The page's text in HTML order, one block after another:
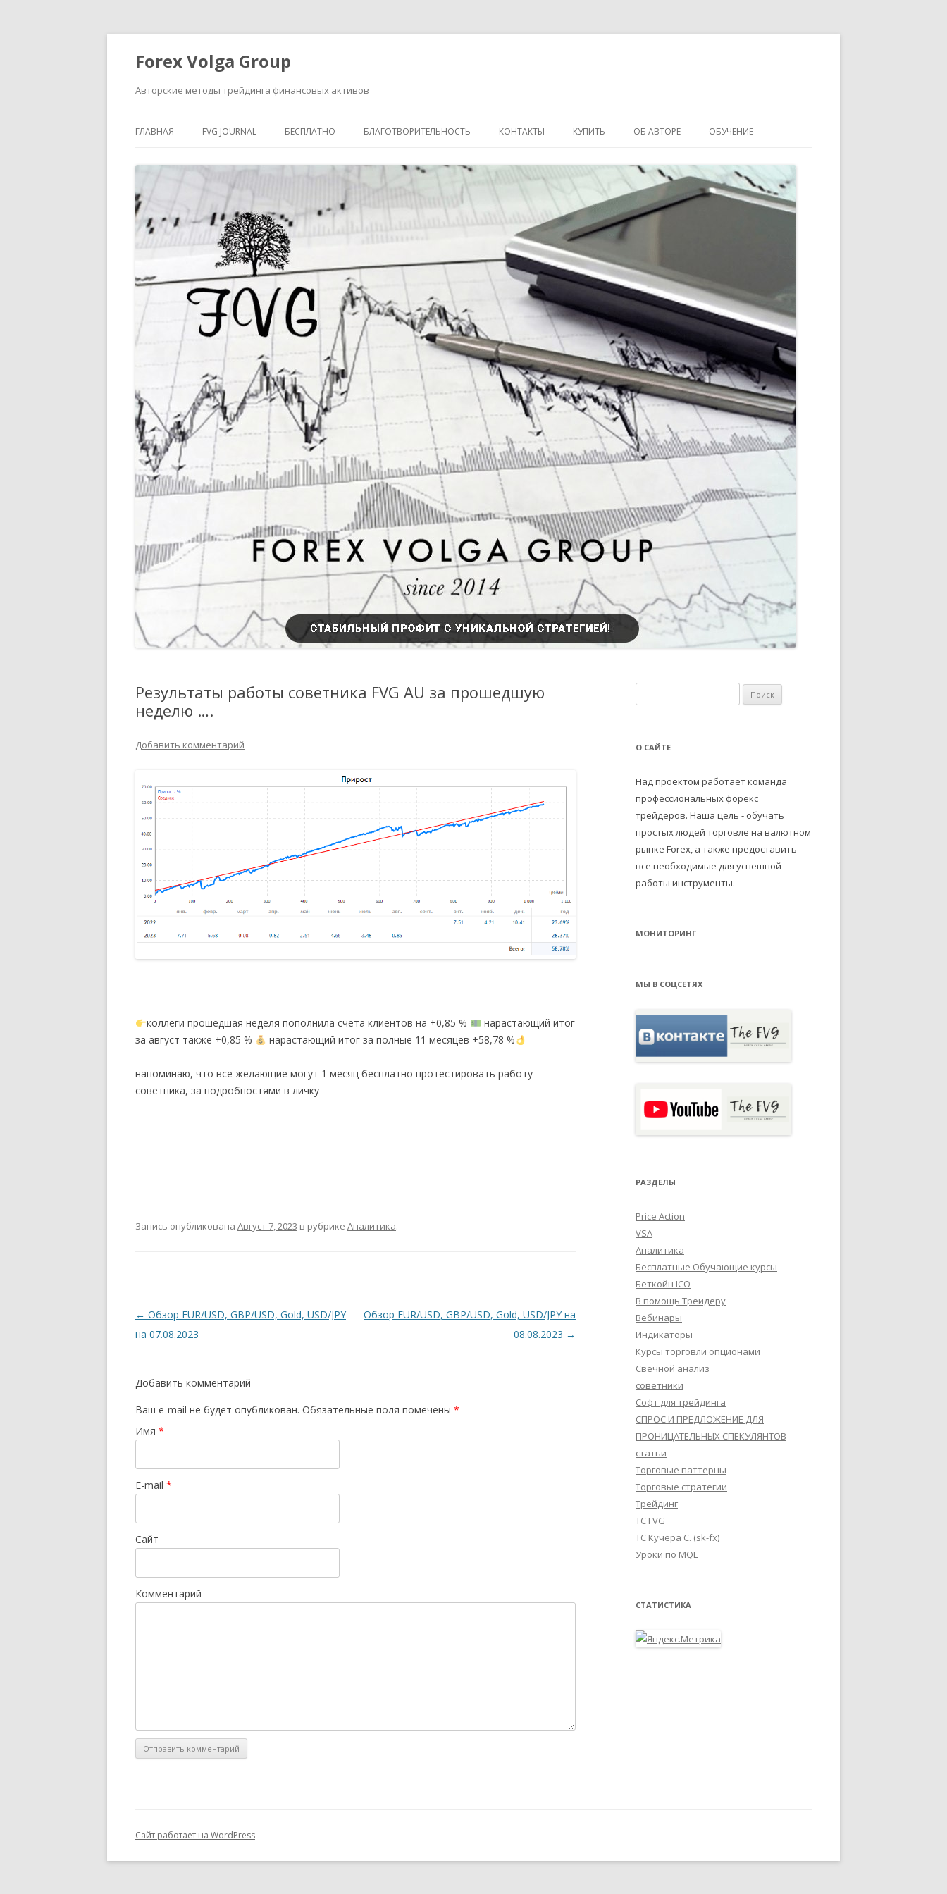
Forex Volga Group
Авторские методы трейдинга финансовых активов
ГЛАВНАЯ FVG JOURNAL БЕСПЛАТНО БЛАГОТВОРИТЕЛЬНОСТЬ КОНТАКТЫ КУПИТЬ ОБ АВТОРЕ ОБУЧЕНИЕ
Результаты работы советника FVG AU за прошедшую
неделю ….
Добавить комментарий
коллеги прошедшая неделя пополнила счета клиентов на +0,85 %
нарастающий итог
за август также +0,85 %
нарастающий итог за полные 11 месяцев +58,78 %
напоминаю, что все желающие могут 1 месяц бесплатно протестировать работу
советника, за подробностями в личку
Запись опубликована Август 7, 2023 в рубрике Аналитика.
Навигация
по
← Обзор EUR/USD, GBP/USD, Gold, USD/JPY
на 07.08.2023
Обзор EUR/USD, GBP/USD, Gold, USD/JPY на
08.08.2023 →
Добавить комментарий
Ваш e-mail не будет опубликован. Обязательные поля помечены *
Имя *
E-mail *
Сайт
Комментарий
а
т
:
О САЙТЕ
Над проектом работает команда
профессиональных форекс
трейдеров. Наша цель - обучать
простых людей торговле на валютном
рынке Forex, а также предоставить
все необходимые для успешной
работы инструменты.
МОНИТОРИНГ
МЫ В СОЦСЕТЯХ
РАЗДЕЛЫ
Price Action
VSA
Аналитика
Бесплатные Обучающие курсы
Беткойн ICO
В помощь Треидеру
Вебинары
Индикаторы
Курсы торговли опционами
Свечной анализ
советники
Софт для трейдинга
СПРОС И ПРЕДЛОЖЕНИЕ ДЛЯ
ПРОНИЦАТЕЛЬНЫХ СПЕКУЛЯНТОВ
статьи
Торговые паттерны
Торговые стратегии
Трейдинг
ТС FVG
ТС Кучера С. (sk-fx)
Уроки по MQL
СТАТИСТИКА
Сайт работает на WordPress